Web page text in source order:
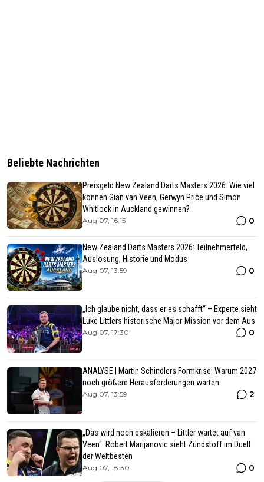
Beliebte Nachrichten
Preisgeld New Zealand Darts Masters 2026: Wie viel
können Gian van Veen, Gerwyn Price und Simon
Whitlock in Auckland gewinnen?
Aug 07, 16:15 0
New Zealand Darts Masters 2026: Teilnehmerfeld,
Auslosung, Historie und Modus
Aug 07, 13:59 0
„Ich glaube nicht, dass er es schafft“ – Experte sieht
Luke Littlers historische Major-Mission vor dem Aus
Aug 07, 17:30 0
ANALYSE | Martin Schindlers Formkrise: Warum 2027
noch größere Herausforderungen warten
Aug 07, 13:59 2
„Das wird noch eskalieren – Littler wartet auf van
Veen“: Robert Marijanovic sieht Zündstoff im Duell
der Weltbesten
Aug 07, 18:30 0